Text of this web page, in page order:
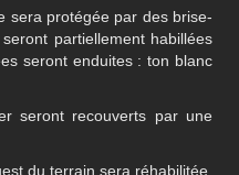
sera protégée par des brise-
partiellement habillées
seront enduites : ton blanc
seront recouverts par une
du terrain sera réhabilitée.